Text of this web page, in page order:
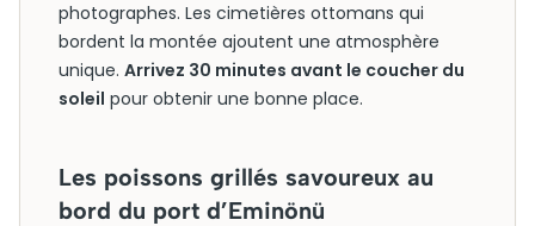
photographes. Les cimetières ottomans qui
bordent la montée ajoutent une atmosphère
unique. Arrivez 30 minutes avant le coucher du
soleil pour obtenir une bonne place.
Les poissons grillés savoureux au
bord du port d’Eminönü